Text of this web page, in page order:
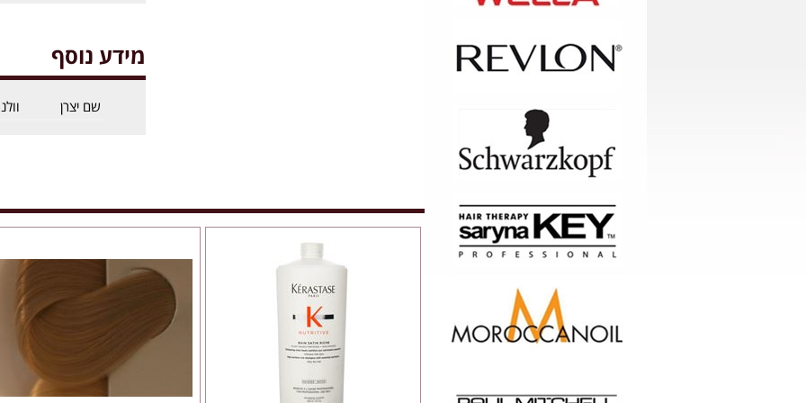
מידע נוסף
שם יצרן